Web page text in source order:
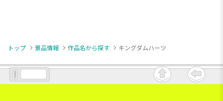
トップ 景品情報 作品名から探す キングダムハーツ